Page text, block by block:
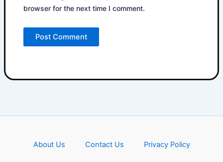
browser for the next time I comment.
About Us Contact Us Privacy Policy